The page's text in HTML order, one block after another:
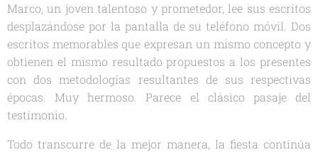
Marco, un joven talentoso y prometedor, lee sus escritos
desplazándose por la pantalla de su teléfono móvil. Dos
escritos memorables que expresan un mismo concepto y
obtienen el mismo resultado propuestos a los presentes
con dos metodologías resultantes de sus respectivas
épocas. Muy hermoso. Parece el clásico pasaje del
testimonio.
Todo transcurre de la mejor manera, la fiesta continúa